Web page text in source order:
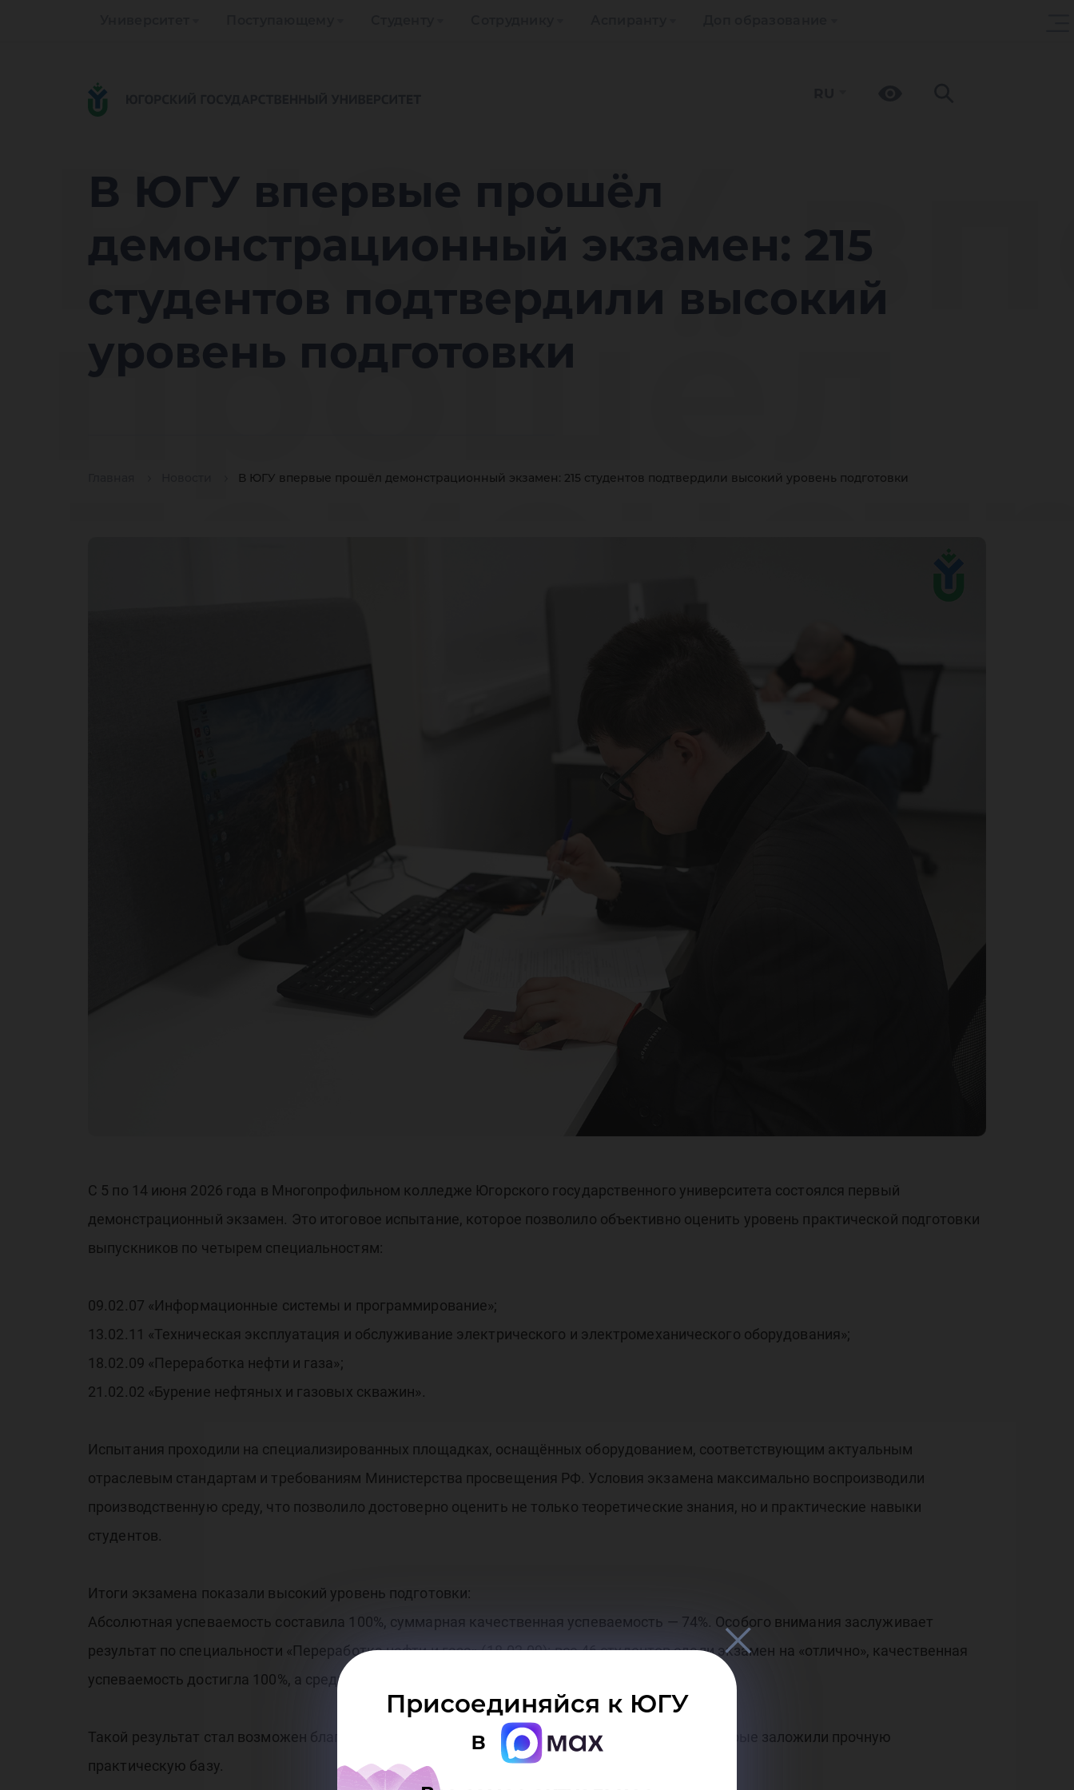
В ЮГУ впервые прошёл
демонстрационный экзамен: 215
студентов подтвердили высокий
уровень подготовки
В ЮГУ впервые прошёл демонстрационный экзамен: 215 студентов подтвердили высокий уровень подготовки
В ЮГУ
прошёл
экзамен:
высокий
Присоединяйся к ЮГУ
в
С 5 по 14 июня 2026 года в Многопрофильном колледже Югорского государственного университета состоялся первый
демонстрационный экзамен. Это итоговое испытание, которое позволило объективно оценить уровень практической подготовки
выпускников по четырем специальностям:
09.02.07 «Информационные системы и программирование»;
13.02.11 «Техническая эксплуатация и обслуживание электрического и электромеханического оборудования»;
18.02.09 «Переработка нефти и газа»;
21.02.02 «Бурение нефтяных и газовых скважин».
Испытания проходили на специализированных площадках, оснащённых оборудованием, соответствующим актуальным
отраслевым стандартам и требованиям Министерства просвещения РФ. Условия экзамена максимально воспроизводили
производственную среду, что позволило достоверно оценить не только теоретические знания, но и практические навыки
студентов.
Итоги экзамена показали высокий уровень подготовки:
Абсолютная успеваемость составила 100%, суммарная качественная успеваемость — 74%. Особого внимания заслуживает
результат по специальности «Переработка нефти и газа» (18.02.09): все 46 студентов сдали экзамен на «отлично», качественная
успеваемость достигла 100%, а средний процент выполнения заданий составил 94,3%.
Такой результат стал возможен благодаря системной работе преподавателей колледжа, которые заложили прочную
практическую базу.